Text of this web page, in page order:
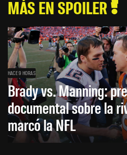
MÁS EN SPOILER
HACE 9 HORAS
Brady vs. Manning:
documental sobre la
marcó la NFL